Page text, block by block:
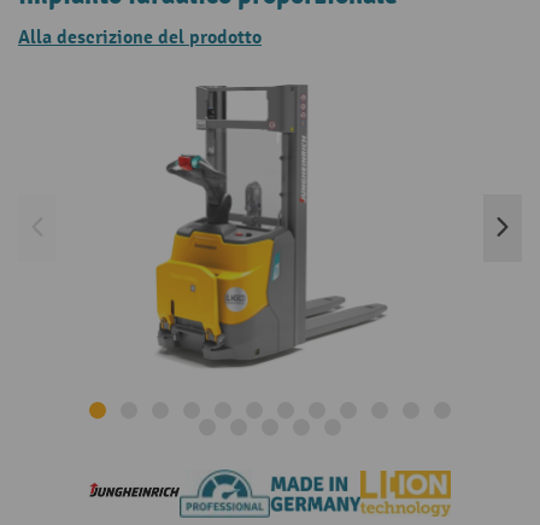
Alla descrizione del prodotto